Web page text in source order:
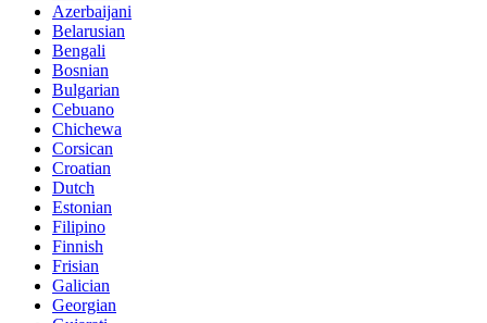
Azerbaijani
Belarusian
Bengali
Bosnian
Bulgarian
Cebuano
Chichewa
Corsican
Croatian
Dutch
Estonian
Filipino
Finnish
Frisian
Galician
Georgian